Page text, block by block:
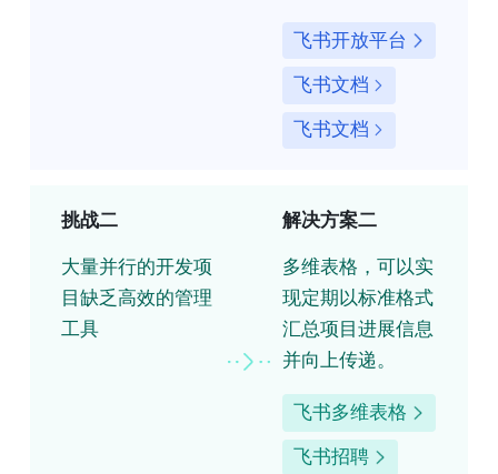
飞书开放平台
飞书文档
飞书文档
挑战二
大量并行的开发项
目缺乏高效的管理
工具
解决方案二
多维表格，可以实
现定期以标准格式
汇总项目进展信息
并向上传递。
飞书多维表格
飞书招聘